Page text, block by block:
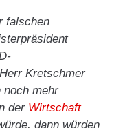
falschen
Kretschmer
noch mehr
der Wirtschaft
dann würden